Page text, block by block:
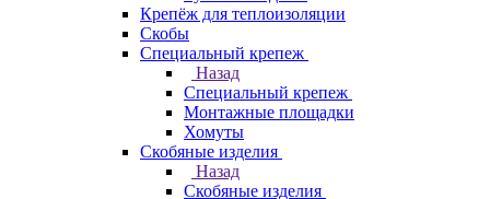
Крепёж для теплоизоляции
Скобы
Специальный крепеж
Назад
Специальный крепеж
Монтажные площадки
Хомуты
Скобяные изделия
Назад
Скобяные изделия